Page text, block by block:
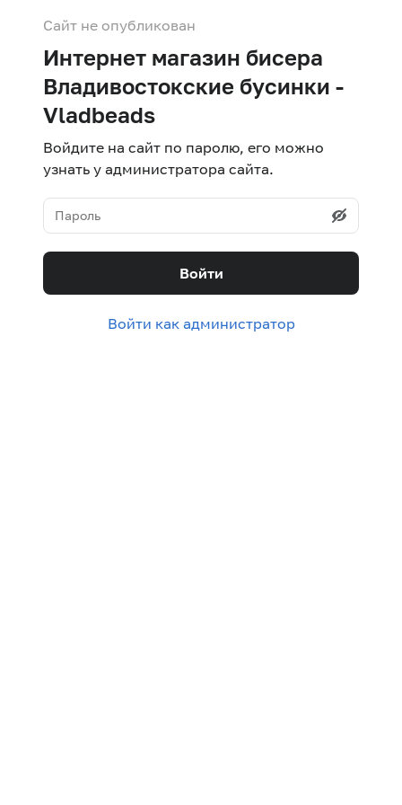
Сайт не опубликован
Интернет магазин бисера
Владивостокские бусинки -
Vladbeads
Войдите на сайт по паролю, его можно
узнать у администратора сайта.
Войти
Войти как администратор